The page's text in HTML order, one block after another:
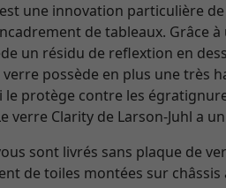
une innovation particulière
de tableaux. Grâce
un résidu de reflextion en
possède en plus une
protège contre les
verre Clarity de Larson-Juhl a
sont livrés sans plaque de
de toiles montées sur châssis